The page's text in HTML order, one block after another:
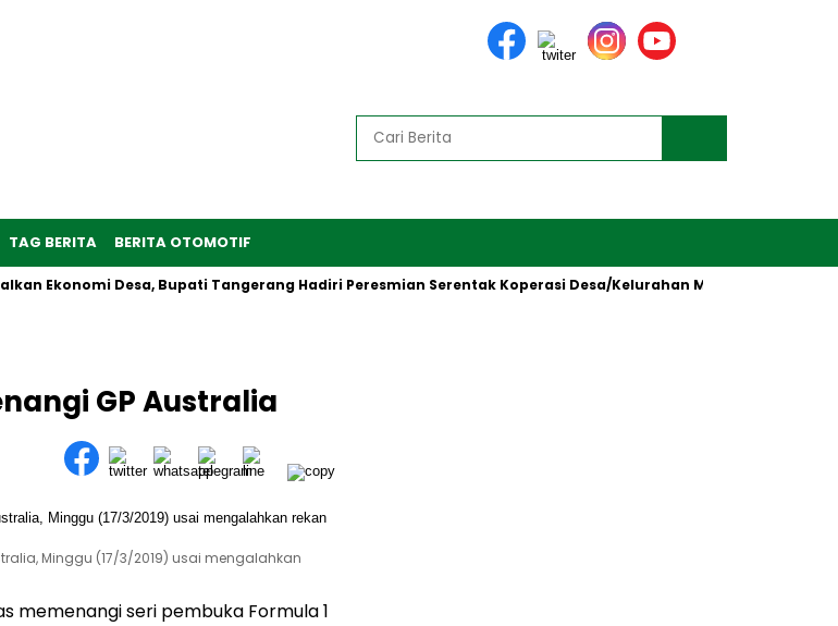
TAG BERITA BERITA OTOMOTIF
Ekonomi Desa, Bupati Tangerang Hadiri Peresmian Serentak Koperasi Desa/Kelurahan Merah Putih oleh
GP Australia
Minggu (17/3/2019) usai mengalahkan
memenangi seri pembuka Formula 1